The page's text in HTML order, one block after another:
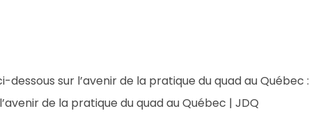
dessous sur l’avenir de la pratique du quad au Québec :
de la pratique du quad au Québec | JDQ